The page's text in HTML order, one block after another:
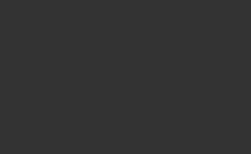
AZULA シャーリングディテールマキシドレス